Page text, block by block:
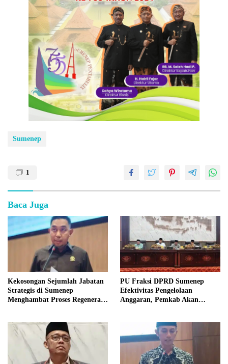
Sumenep
1
Baca Juga
Kekosongan Sejumlah Jabatan
Strategis di Sumenep
Menghambat Proses Regenerasi
PU Fraksi DPRD Sumenep
Efektivitas Pengelolaan
Anggaran, Pemkab Akan